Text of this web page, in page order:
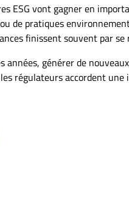
ESG vont gagner en
de pratiques
finissent souvent par se
années, générer de
régulateurs accordent une